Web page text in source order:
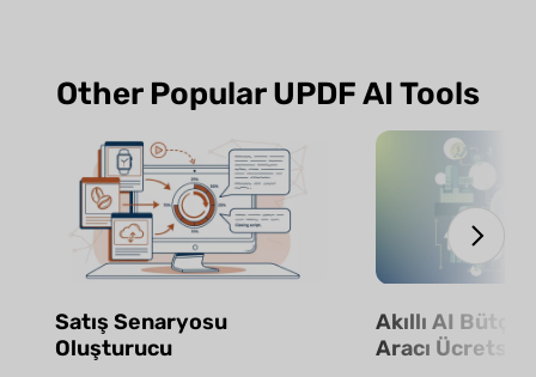
Other Popular UPDF AI Tools
Satış Senaryosu
Oluşturucu
Akıllı AI
Aracı Ücretsiz